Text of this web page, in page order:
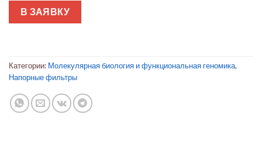
В ЗАЯВКУ
Категории: Молекулярная биология и функциональная геномика,
Напорные фильтры